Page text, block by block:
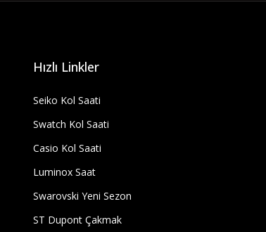
Hızlı Linkler
Seiko Kol Saati
Swatch Kol Saati
Casio Kol Saati
Luminox Saat
Swarovski Yeni Sezon
ST Dupont Çakmak